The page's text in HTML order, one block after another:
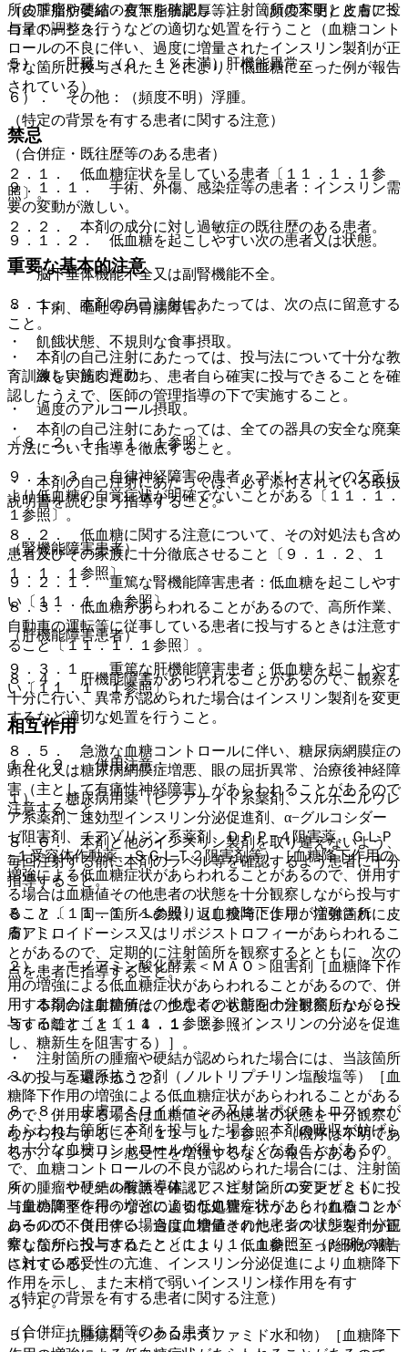
所の腫瘤や硬結の有無を確認し、注射箇所の変更とともに投
与量の調整を行うなどの適切な処置を行うこと（血糖コント
ロールの不良に伴い、過度に増量されたインスリン製剤が正
常な箇所に投与されたことにより、低血糖に至った例が報告
されている）。
（特定の背景を有する患者に関する注意）
（合併症・既往歴等のある患者）
９．１．１． 手術、外傷、感染症等の患者：インスリン需
要の変動が激しい。
９．１．２． 低血糖を起こしやすい次の患者又は状態。
・ 脳下垂体機能不全又は副腎機能不全。
・ 下痢、嘔吐等の胃腸障害。
・ 飢餓状態、不規則な食事摂取。
・ 激しい筋肉運動。
・ 過度のアルコール摂取。
〔８．２、１１．１．１参照〕。
９．１．３． 自律神経障害の患者：アドレナリンの欠乏に
より低血糖の自覚症状が明確でないことがある〔１１．１．
１参照〕。
（腎機能障害患者）
９．２．１． 重篤な腎機能障害患者：低血糖を起こしやす
い〔１１．１．１参照〕。
（肝機能障害患者）
９．３．１． 重篤な肝機能障害患者：低血糖を起こしやす
い〔１１．１．１参照〕。
相互作用
１０．２． 併用注意：
１）． 糖尿病用薬（ビグアナイド系薬剤、スルホニルウレ
ア系薬剤、速効型インスリン分泌促進剤、α−グルコシダー
ゼ阻害剤、チアゾリジン系薬剤、ＤＰＰ−４阻害薬、ＧＬＰ
−１受容体作動薬、ＳＧＬＴ２阻害剤等）［血糖降下作用の
増強による低血糖症状があらわれることがあるので、併用す
る場合は血糖値その他患者の状態を十分観察しながら投与す
ること〔１１．１．１参照〕（血糖降下作用が増強され
る）］。
２）． モノアミン酸化酵素＜ＭＡＯ＞阻害剤［血糖降下作
用の増強による低血糖症状があらわれることがあるので、併
用する場合は血糖値その他患者の状態を十分観察しながら投
与すること〔１１．１．１参照〕（インスリンの分泌を促進
し、糖新生を阻害する）］。
３）． 三環系抗うつ剤（ノルトリプチリン塩酸塩等）［血
糖降下作用の増強による低血糖症状があらわれることがある
ので、併用する場合は血糖値その他患者の状態を十分観察し
ながら投与すること〔１１．１．１参照〕（機序は不明であ
るが、インスリン感受性を増強するなどの報告がある）］。
４）． サリチル酸誘導体（アスピリン、エテンザミド）
［血糖降下作用の増強による低血糖症状があらわれることが
あるので、併用する場合は血糖値その他患者の状態を十分観
察しながら投与すること〔１１．１．１参照〕（β細胞の糖
に対する感受性の亢進、インスリン分泌促進により血糖降下
作用を示し、また末梢で弱いインスリン様作用を有す
る）］。
５）． 抗腫瘍剤（シクロホスファミド水和物）［血糖降下
（皮下脂肪萎縮・皮下脂肪肥厚等）、（頻度不明）皮膚アミ
ロイドーシス。
５）． 肝臓：（０．１％未満）肝機能異常。
６）． その他：（頻度不明）浮腫。
禁忌
２．１． 低血糖症状を呈している患者〔１１．１．１参
照〕。
２．２． 本剤の成分に対し過敏症の既往歴のある患者。
重要な基本的注意
８．１． 本剤の自己注射にあたっては、次の点に留意する
こと。
・ 本剤の自己注射にあたっては、投与法について十分な教
育訓練を実施したのち、患者自ら確実に投与できることを確
認したうえで、医師の管理指導の下で実施すること。
・ 本剤の自己注射にあたっては、全ての器具の安全な廃棄
方法について指導を徹底すること。
・ 本剤の自己注射にあたっては、必ず添付されている取扱
説明書を読むよう指導すること。
８．２． 低血糖に関する注意について、その対処法も含め
患者及びその家族に十分徹底させること〔９．１．２、１
１．１．１参照〕。
８．３． 低血糖があらわれることがあるので、高所作業、
自動車の運転等に従事している患者に投与するときは注意す
ること〔１１．１．１参照〕。
８．４． 肝機能障害があらわれることがあるので、観察を
十分に行い、異常が認められた場合はインスリン製剤を変更
するなど適切な処置を行うこと。
８．５． 急激な血糖コントロールに伴い、糖尿病網膜症の
顕在化又は糖尿病網膜症増悪、眼の屈折異常、治療後神経障
害（主として有痛性神経障害）があらわれることがあるので
注意すること。
８．６． 本剤と他のインスリン製剤を取り違えないよう、
毎回注射する前に本剤のラベル等を確認するよう患者に十分
指導すること。
８．７． 同一箇所への繰り返し投与により、注射箇所に皮
膚アミロイドーシス又はリポジストロフィーがあらわれるこ
とがあるので、定期的に注射箇所を観察するとともに、次の
点を患者に指導すること。
・ 本剤の注射箇所は、少なくとも前回の注射箇所から２〜
３ｃｍ離すこと〔１４．１．２参照〕。
・ 注射箇所の腫瘤や硬結が認められた場合には、当該箇所
への投与を避けること。
８．８． 皮膚アミロイドーシス又はリポジストロフィーが
あらわれた箇所に本剤を投与した場合、本剤の吸収が妨げら
れ十分な血糖コントロールが得られなくなることがあるの
で、血糖コントロールの不良が認められた場合には、注射箇
所の腫瘤や硬結の有無を確認し、注射箇所の変更とともに投
与量の調整を行うなどの適切な処置を行うこと（血糖コント
ロールの不良に伴い、過度に増量されたインスリン製剤が正
常な箇所に投与されたことにより、低血糖に至った例が報告
されている）。
（特定の背景を有する患者に関する注意）
（合併症・既往歴等のある患者）